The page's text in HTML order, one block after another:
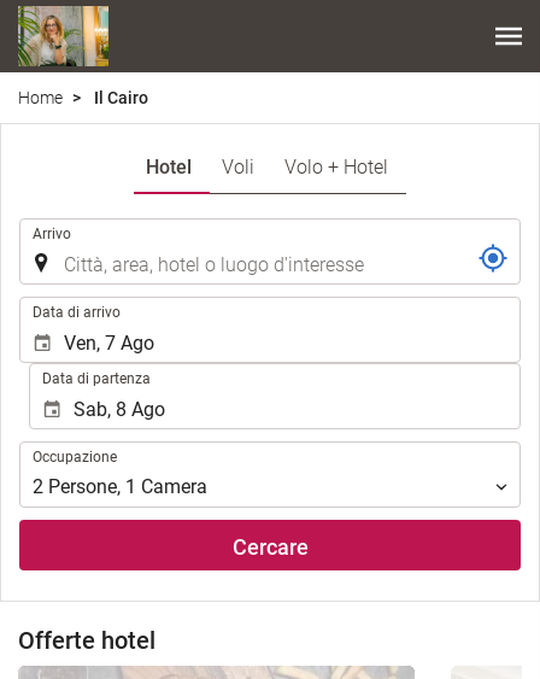
Home Il Cairo
Hotel Voli Volo + Hotel
Arrivo
Data di arrivo
Data di partenza
Occupazione
Occupazione
2 Persone, 1 Camera
Cercare
Offerte hotel